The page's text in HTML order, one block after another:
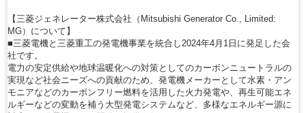
【三菱ジェネレーター株式会社（Mitsubishi Generator Co., Limited:
MG）について】
■三菱電機と三菱重工の発電機事業を統合し2024年4月1日に発足した会
社です。
電力の安定供給や地球温暖化への対策としてのカーボンニュートラルの
実現など社会ニーズへの貢献のため、発電機メーカーとして水素・アン
モニアなどのカーボンフリー燃料を活用した火力発電や、再生可能エネ
ルギーなどの変動を補う大型発電システムなど、多様なエネルギー源に